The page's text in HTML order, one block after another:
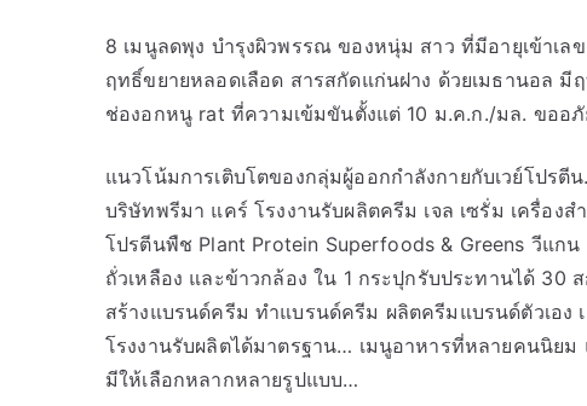
8 เมนูลดพุง บำรุงผิวพรรณ ของหนุ่ม สาว ที่มีอายุเข้าเ
ฤทธิ์ขยายหลอดเลือด สารสกัดแก่นฝาง ด้วยเมธานอล
ช่องอกหนู rat ที่ความเข้มขันตั้งแต่ 10 ม.ค.ก./มล. ขออ
แนวโน้มการเติบโตของกลุ่มผู้ออกกำลังกายกับเวย์โปรตี
บริษัทพรีมา แคร์ โรงงานรับผลิตครีม เจล เซรั่ม เครื่องส
โปรตีนพืช Plant Protein Superfoods & Greens วีแก
ถั่วเหลือง และข้าวกล้อง ใน 1 กระปุกรับประทานได้ 30
สร้างแบรนด์ครีม ทำแบรนด์ครีม ผลิตครีมแบรนด์ตัวเอง
โรงงานรับผลิตได้มาตรฐาน… เมนูอาหารที่หลายคนนิย
มีให้เลือกหลากหลายรูปแบบ…